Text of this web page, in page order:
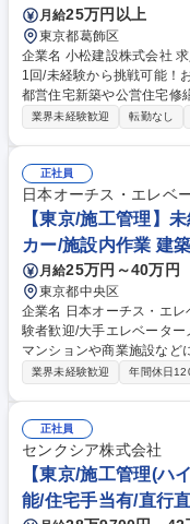
月給25万円以上
東京都葛飾区
企業名 小松建設株式会社 求人名 新小岩【施工管理のサポート対応】面接
1回/未経験から挑戦可能！お客様対応有 仕事の内
都営住宅新築や公営住宅修
ート対応】をお任せします
す。施工管理の担当者から
うことが可能です！ 【施
理■原価管理 募集職種 新小岩【施工管理のサポート対応】面接1回/未経験
から挑戦可能！お客様対応
業界未経験歓迎 転勤なし
正社員
日本オーチス・エレベ
【東京/施工管理】
カー/施設内作業 建
月給25万円～40万円
東京都中央区
企業名 日本オーチス・エレベータ株式会社 求
験者歓迎/大手エレベーターメーカー/施
マンションや商業施設など
昇降機の新設/改修工事の
の現場打ち合わせや必要機
模に応じて常駐） ・引き渡
チェックを実施。 ※事前
月ほどです。 募集職種 【東京/施工管理】未経験者歓迎/大手エレベーター
メーカー/施設内作業◎
業界未経験歓迎 年間休日
正社員
センクシア株式会社
【東京/施工管理(ハ
能/住宅手当有/直行